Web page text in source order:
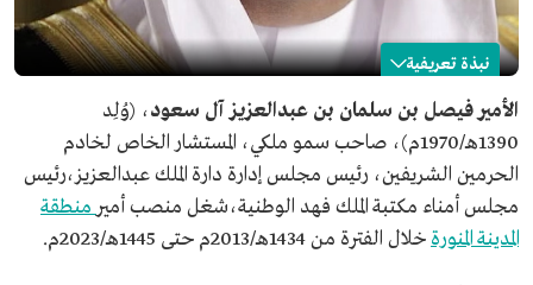
نبذة تعريفية
فيصل بن سلمان بن عبدالعزيز
الاسم
الأمير فيصل بن سلمان بن عبدالعزيز آل سعود.
تاريخ الميلاد
1970م.
مكان الميلاد
العاصمة الرياض.
مناصب حالية
الأمير فيصل بن سلمان بن عبدالعزيز آل سعود، (وُلِد
1390هـ/1970م)، صاحب سمو ملكي، المستشار الخاص لخادم
الحرمين الشريفين، رئيس مجلس إدارة دارة الملك عبدالعزيز،رئيس
مجلس أمناء مكتبة الملك فهد الوطنية،شغل منصب أمير منطقة
المدينة المنورة خلال الفترة من 1434هـ/2013م حتى 1445هـ/2023م.